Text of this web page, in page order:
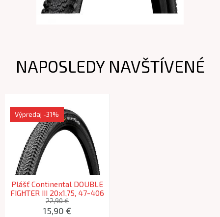
NAPOSLEDY NAVŠTÍVENÉ
Plášť Continental DOUBLE
FIGHTER III 20x1,75, 47-406
Sport
Výpredaj -31%
22,90 €
15,90 €